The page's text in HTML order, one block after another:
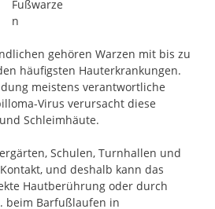
gehören Warzen mit bis zu
häufigsten Hauterkrankungen.
meistens verantwortliche
Virus verursacht diese
Schleimhäute.
Schulen, Turnhallen und
und deshalb kann das
Hautberührung oder durch
beim Barfußlaufen in